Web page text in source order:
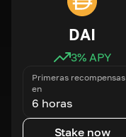
DAI
3% APY
Primeras recompensas
en
6 horas
Stake now